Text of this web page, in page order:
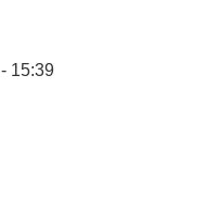
15:39